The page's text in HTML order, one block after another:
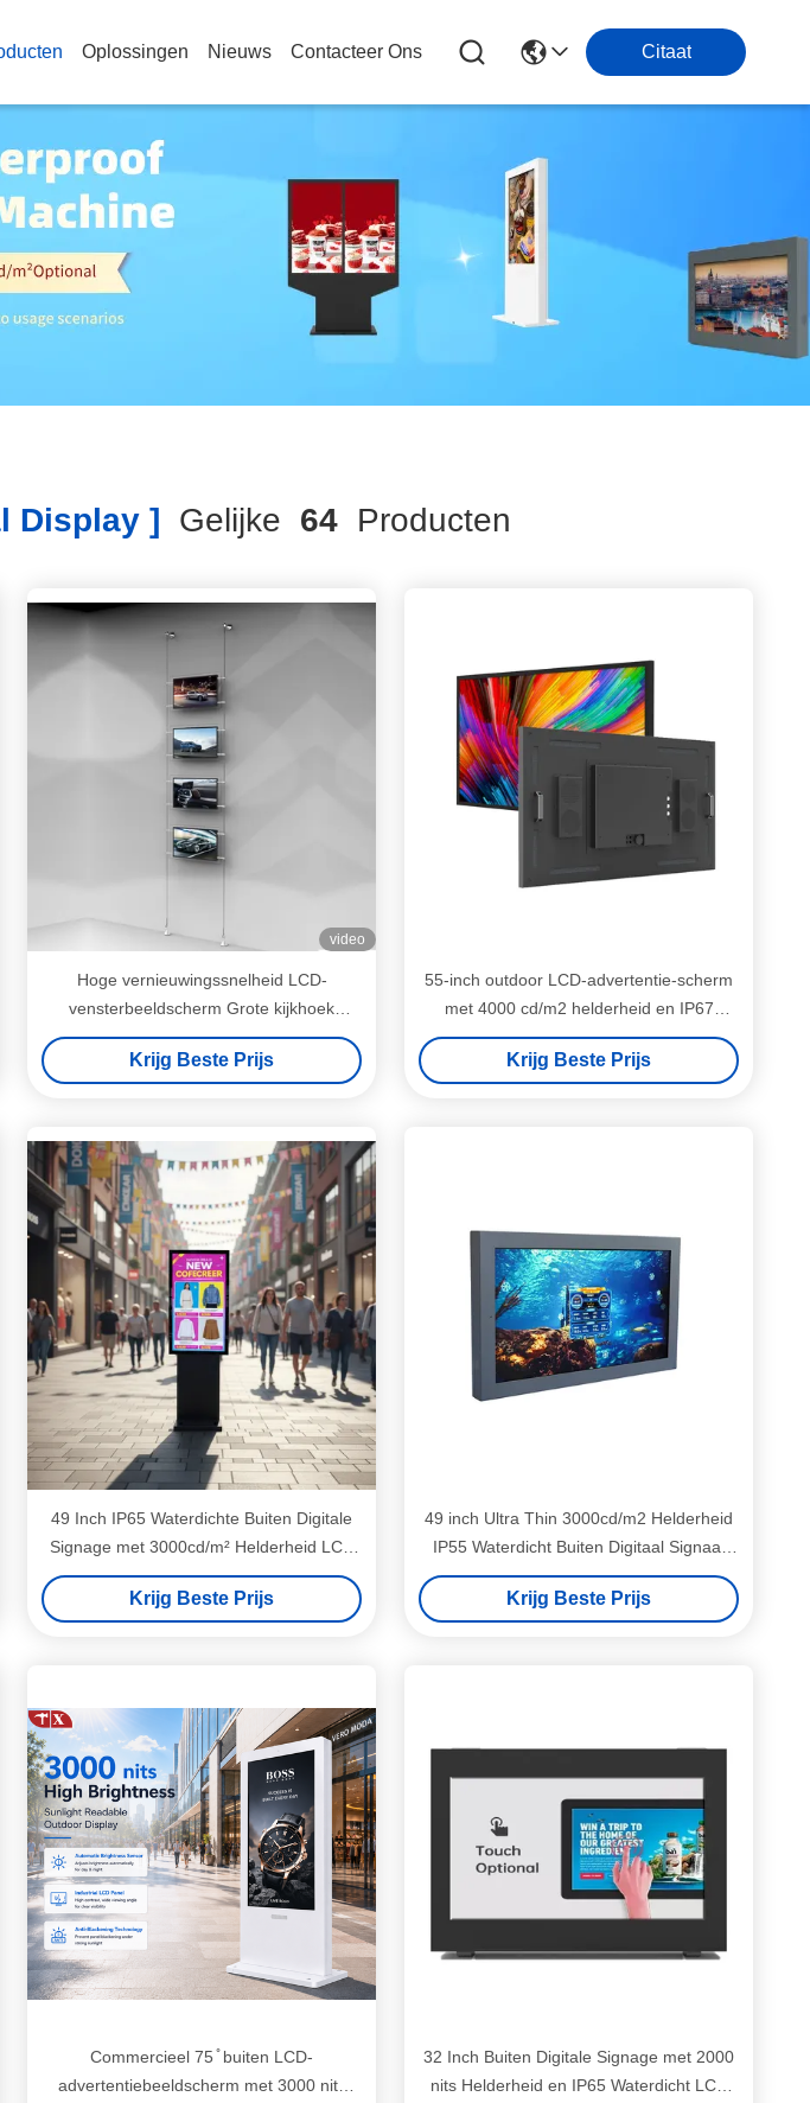
Oplossingen Nieuws Contacteer Ons Citaat
Display ] Gelijke 64 Producten
video
Hoge vernieuwingssnelheid LCD-
vensterbeeldscherm Grote kijkhoek
1500nits Helderheid voor klantvereisten
Krijg Beste Prijs
55-inch outdoor LCD-advertentie-scherm
met 4000 cd/m2 helderheid en IP67
waterdicht voor hoog zichtbare digitale
borden
Krijg Beste Prijs
49 Inch IP65 Waterdichte Buiten Digitale
Signage met 3000cd/m² Helderheid LCD
Reclame Display
Krijg Beste Prijs
49 inch Ultra Thin 3000cd/m2 Helderheid
IP55 Waterdicht Buiten Digitaal Signaal
LCD Reclame Display
Krijg Beste Prijs
Commercieel 75 ̊ buiten LCD-
advertentiebeeldscherm met 3000 nits
32 Inch Buiten Digitale Signage met 2000
nits Helderheid en IP65 Waterdicht LCD